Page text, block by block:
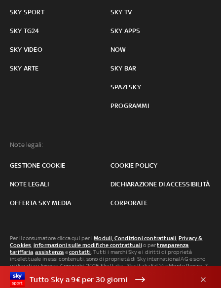
SKY SPORT
SKY TG24
SKY VIDEO
SKY ARTE
SKY TV
SKY APPS
NOW
SKY BAR
SPAZI SKY
PROGRAMMI
Note legali:
GESTIONE COOKIE COOKIE POLICY
NOTE LEGALI DICHIARAZIONE DI ACCESSIBILITÀ
OFFERTA SKY MEDIA CORPORATE
Per il consumatore clicca qui per iModuli, Condizioni contrattuali, Privacy &
Cookies, informazioni sulle modifiche contrattuali o pertrasparenza
tariffaria,assistenza econtatti. Tutti i marchi Sky e i diritti di proprietà
intellettuale in essi contenuti, sono di proprietà di Sky international AG e sono
utilizzati su licenza. Copyright 2026 Sky Italia - Sky Italia Srl Via Monte Penice, 7 -
20138 Milano P.IVA 04619241005. SkyTG24: ISSN 3035-1537 e SkySport: ISSN
3035-1545.Segnalazione Abusi
Tutto Sky a 9€ per 30 giorni